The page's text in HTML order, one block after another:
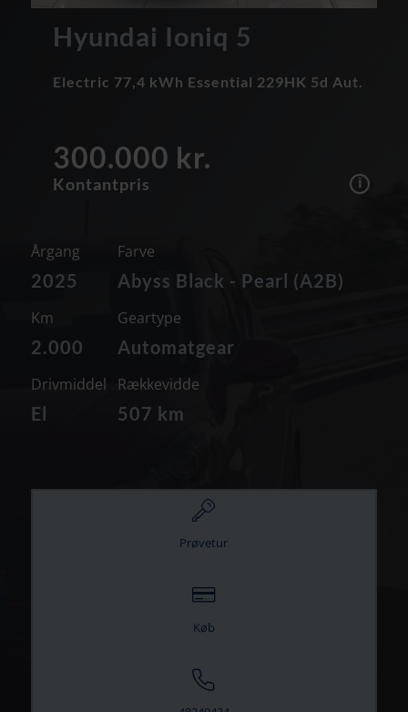
Hyundai Ioniq 5
Electric 77,4 kWh Essential 229HK 5d Aut.
300.000 kr.
Kontantpris
Årgang
2025
Farve
Abyss Black - Pearl (A2B)
Km
2.000
Geartype
Automatgear
Drivmiddel
El
Rækkevidde
507 km
Prøvetur
Køb